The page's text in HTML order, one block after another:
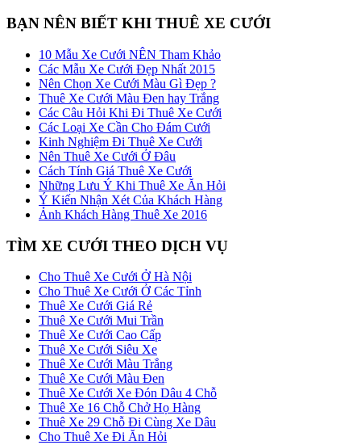
BẠN NÊN BIẾT KHI THUÊ XE CƯỚI
10 Mẫu Xe Cưới NÊN Tham Khảo
Các Mẫu Xe Cưới Đẹp Nhất 2015
Nên Chọn Xe Cưới Màu Gì Đẹp ?
Thuê Xe Cưới Màu Đen hay Trắng
Các Câu Hỏi Khi Đi Thuê Xe Cưới
Các Loại Xe Cần Cho Đám Cưới
Kinh Nghiệm Đi Thuê Xe Cưới
Nên Thuê Xe Cưới Ở Đâu
Cách Tính Giá Thuê Xe Cưới
Những Lưu Ý Khi Thuê Xe Ăn Hỏi
Ý Kiến Nhận Xét Của Khách Hàng
Ảnh Khách Hàng Thuê Xe 2016
TÌM XE CƯỚI THEO DỊCH VỤ
Cho Thuê Xe Cưới Ở Hà Nội
Cho Thuê Xe Cưới Ở Các Tỉnh
Thuê Xe Cưới Giá Rẻ
Thuê Xe Cưới Mui Trần
Thuê Xe Cưới Cao Cấp
Thuê Xe Cưới Siêu Xe
Thuê Xe Cưới Màu Trắng
Thuê Xe Cưới Màu Đen
Thuê Xe Cưới Xe Đón Dâu 4 Chỗ
Thuê Xe 16 Chỗ Chở Họ Hàng
Thuê Xe 29 Chỗ Đi Cùng Xe Dâu
Cho Thuê Xe Đi Ăn Hỏi